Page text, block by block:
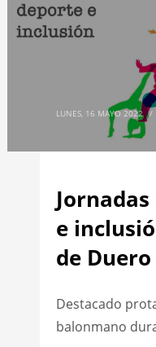
LUNES, 16 MAYO 2022 /
e
de Duero
Destacado
balonmano